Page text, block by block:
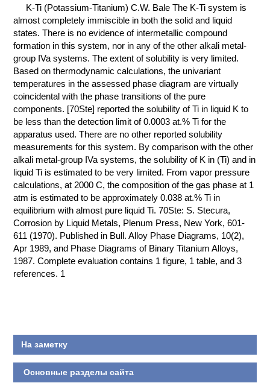
ХИМИЯ НА
ПРОИЗВОДСТВЕ
И ХИМИЧЕСКАЯ
ТЕХНОЛОГИЯ
КОНТАКТЫ
K-Ti (Potassium-Titanium) C.W. Bale The K-Ti system is
almost completely immiscible in both the solid and liquid
states. There is no evidence of intermetallic compound
formation in this system, nor in any of the other alkali metal-
group IVa systems. The extent of solubility is very limited.
Based on thermodynamic calculations, the univariant
temperatures in the assessed phase diagram are virtually
coincidental with the phase transitions of the pure
components. [70Ste] reported the solubility of Ti in liquid K to
be less than the detection limit of 0.0003 at.% Ti for the
apparatus used. There are no other reported solubility
measurements for this system. By comparison with the other
alkali metal-group IVa systems, the solubility of K in (Ti) and in
liquid Ti is estimated to be very limited. From vapor pressure
calculations, at 2000 C, the composition of the gas phase at 1
atm is estimated to be approximately 0.038 at.% Ti in
equilibrium with almost pure liquid Ti. 70Ste: S. Stecura,
Corrosion by Liquid Metals, Plenum Press, New York, 601-
611 (1970). Published in Bull. Alloy Phase Diagrams, 10(2),
Apr 1989, and Phase Diagrams of Binary Titanium Alloys,
1987. Complete evaluation contains 1 figure, 1 table, and 3
references. 1
На заметку
Основные разделы сайта